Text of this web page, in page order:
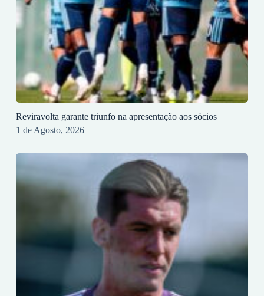
Reviravolta garante triunfo na apresentação aos sócios
1 de Agosto, 2026